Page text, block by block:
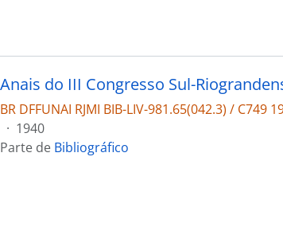
BR DFFUNAI RJMI BIB-LIV-981.65(042.3) / C749
· 1940
Parte de Bibliográfico